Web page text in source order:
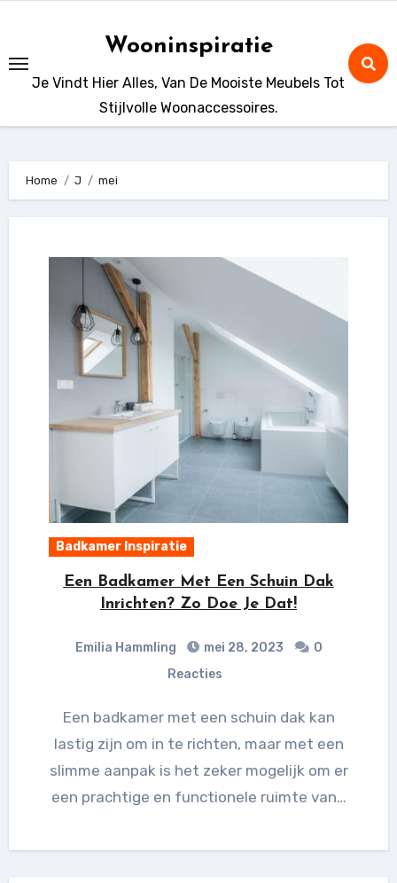
de
inhoud
Wooninspiratie
Je Vindt Hier Alles, Van De Mooiste Meubels Tot
Stijlvolle Woonaccessoires.
Home J mei
Badkamer Inspiratie
Een Badkamer Met Een Schuin Dak
Inrichten? Zo Doe Je Dat!
Emilia Hammling mei 28, 2023
0
Reacties
Een badkamer met een schuin dak kan
lastig zijn om in te richten, maar met een
slimme aanpak is het zeker mogelijk om er
een prachtige en functionele ruimte van…